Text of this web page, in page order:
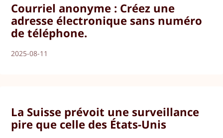
Courriel anonyme : Créez une
adresse électronique sans numéro
de téléphone.
2025-08-11
La Suisse prévoit une surveillance
pire que celle des États-Unis